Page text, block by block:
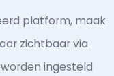
platform, maak
zichtbaar via
ingesteld